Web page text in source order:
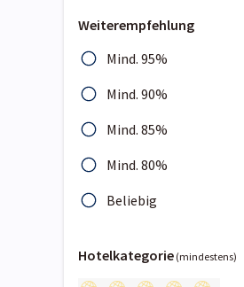
Weiterempfehlung
Mind. 95%
Mind. 90%
Mind. 85%
Mind. 80%
Beliebig
Hotelkategorie (mindestens)